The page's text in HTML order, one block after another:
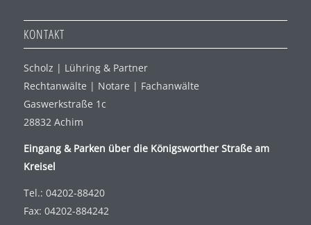
KONTAKT
Scholz | Lühring & Partner
Rechtanwälte | Notare | Fachanwälte
Gaswerkstraße 1c
28832 Achim
Eingang & Parken über die Königsworther Straße am
Kreisel
Tel.: 04202-88420
Fax: 04202-884242